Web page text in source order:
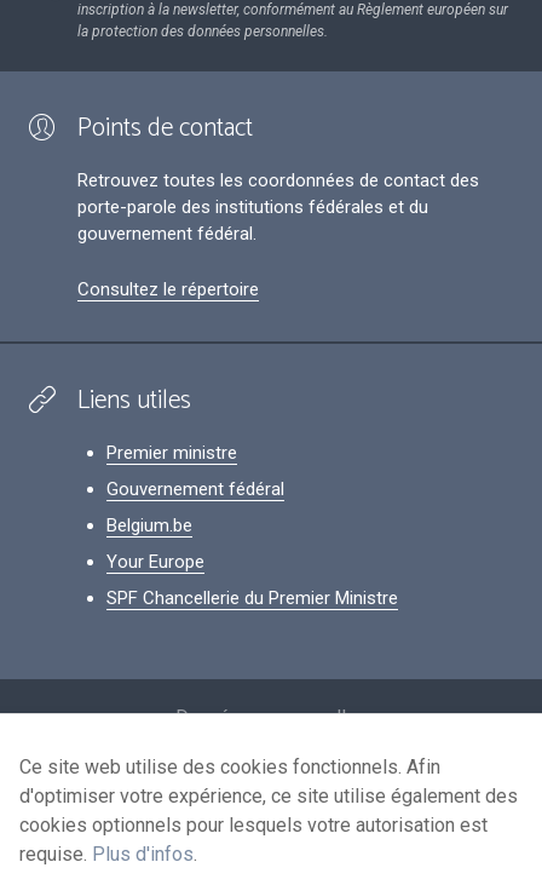
inscription à la newsletter, conformément au Règlement européen sur
la protection des données personnelles.
Points de contact
Retrouvez toutes les coordonnées de contact des
porte-parole des institutions fédérales et du
gouvernement fédéral.
Consultez le répertoire
Liens utiles
Premier ministre
Gouvernement fédéral
Belgium.be
Your Europe
SPF Chancellerie du Premier Ministre
Données personnelles
Conditions de réutilisation
Contactez-nous
Ce site web utilise des cookies fonctionnels. Afin
d'optimiser votre expérience, ce site utilise également des
cookies optionnels pour lesquels votre autorisation est
requise. Plus d'infos.